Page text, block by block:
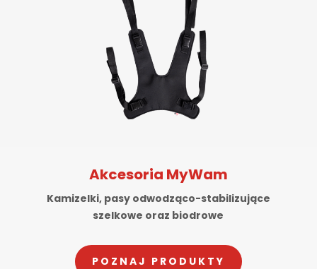
Akcesoria MyWam
Kamizelki, pasy odwodząco-stabilizujące
szelkowe oraz biodrowe
POZNAJ PRODUKTY